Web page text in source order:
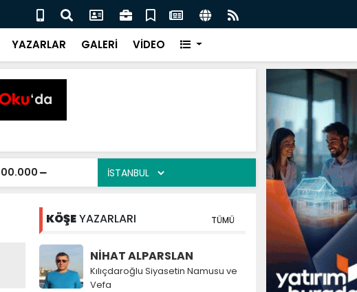
Kurnaz: İlkadım’da Gönüllere Dokunuyoruz
YAZARLAR GALERİ VİDEO
00.000
KÖŞEYAZARLARI TÜMÜ
NİHAT ALPARSLAN
Kılıçdaroğlu Siyasetin Namusu ve
Vefa